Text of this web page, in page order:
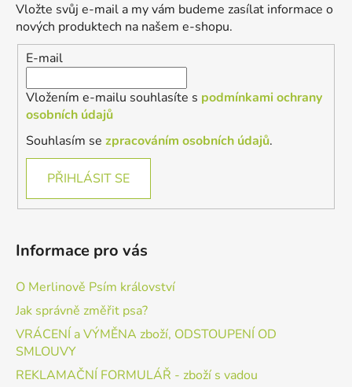
Vložte svůj e-mail a my vám budeme zasílat informace o
nových produktech na našem e-shopu.
E-mail
Vložením e-mailu souhlasíte s podmínkami ochrany
osobních údajů
Souhlasím se zpracováním osobních údajů.
PŘIHLÁSIT SE
Informace pro vás
O Merlinově Psím království
Jak správně změřit psa?
VRÁCENÍ a VÝMĚNA zboží, ODSTOUPENÍ OD
SMLOUVY
REKLAMAČNÍ FORMULÁŘ - zboží s vadou